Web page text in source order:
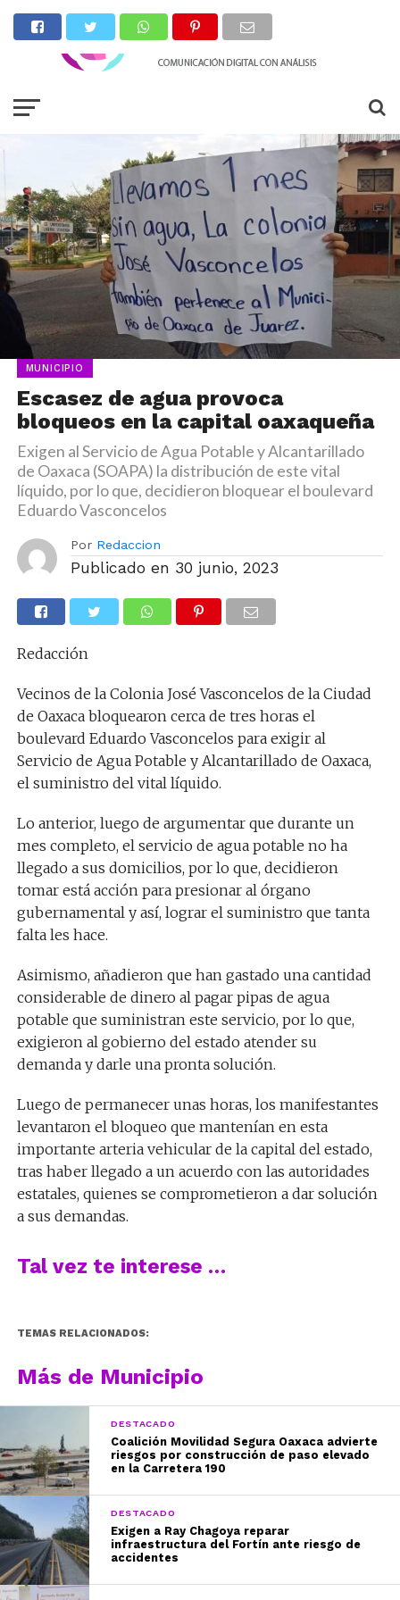
MUNICIPIO
Escasez de agua provoca
bloqueos en la capital oaxaqueña
Exigen al Servicio de Agua Potable y Alcantarillado
de Oaxaca (SOAPA) la distribución de este vital
líquido, por lo que, decidieron bloquear el boulevard
Eduardo Vasconcelos
Por Redaccion
Publicado en 30 junio, 2023
Redacción
Vecinos de la Colonia José Vasconcelos de la Ciudad
de Oaxaca bloquearon cerca de tres horas el
boulevard Eduardo Vasconcelos para exigir al
Servicio de Agua Potable y Alcantarillado de Oaxaca,
el suministro del vital líquido.
Lo anterior, luego de argumentar que durante un
mes completo, el servicio de agua potable no ha
llegado a sus domicilios, por lo que, decidieron
tomar está acción para presionar al órgano
gubernamental y así, lograr el suministro que tanta
falta les hace.
Asimismo, añadieron que han gastado una cantidad
considerable de dinero al pagar pipas de agua
potable que suministran este servicio, por lo que,
exigieron al gobierno del estado atender su
demanda y darle una pronta solución.
Luego de permanecer unas horas, los manifestantes
levantaron el bloqueo que mantenían en esta
importante arteria vehicular de la capital del estado,
tras haber llegado a un acuerdo con las autoridades
estatales, quienes se comprometieron a dar solución
a sus demandas.
Tal vez te interese …
TEMAS RELACIONADOS:
Más de Municipio
DESTACADO
Coalición Movilidad Segura Oaxaca advierte
riesgos por construcción de paso elevado
en la Carretera 190
DESTACADO
Exigen a Ray Chagoya reparar
infraestructura del Fortín ante riesgo de
accidentes